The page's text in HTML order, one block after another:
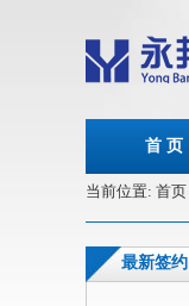
首 页
当前位置: 首页
最新签约